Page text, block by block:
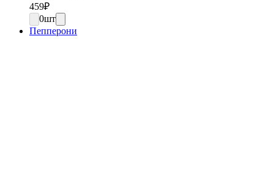
459₽
0шт
Пепперони